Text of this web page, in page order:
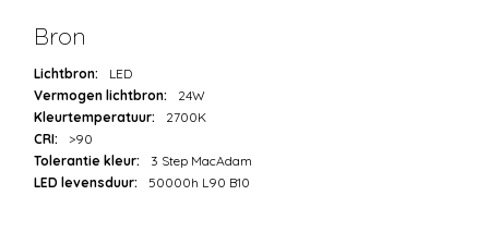
Bron
Lichtbron:
LED
Vermogen lichtbron:
24W
Kleurtemperatuur:
2700K
CRI:
>90
Tolerantie kleur:
3 Step MacAdam
LED levensduur:
50000h L90 B10